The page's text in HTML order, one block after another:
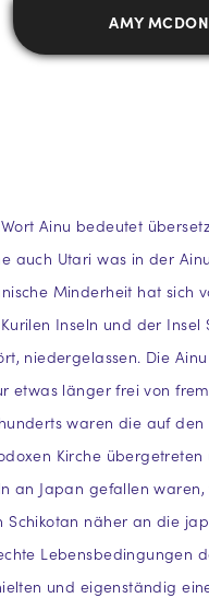
AMY
Ainu bedeutet
auch Utari was in der
Minderheit hat sich
Inseln und der
niedergelassen. Die
etwas länger frei von
waren die auf
Kirche
an Japan gefallen
Schikotan näher an die
Lebensbedingungen
und eigenständig